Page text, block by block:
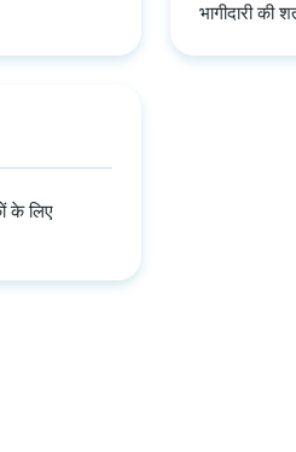
भागीदारी की
के लिए